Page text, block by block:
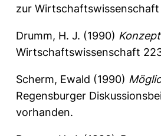
zur Wirtschaftswissenschaft
Drumm, H. J. (1990)
Wirtschaftswissenschaft
Scherm, Ewald (1990)
Regensburger
vorhanden.